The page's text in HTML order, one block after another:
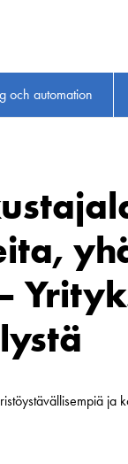
och automation
ja